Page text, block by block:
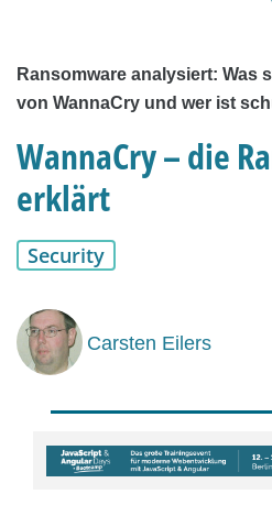
Ransomware analysiert: Was
von WannaCry und wer ist
WannaCry – die
erklärt
Security
Carsten Eilers